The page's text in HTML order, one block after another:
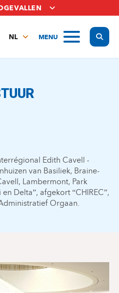
MENU
NL
Edith Cavell -
van Basiliek, Braine-
Lambermont, Park
Delta”, afgekort “CHIREC”,
Orgaan.